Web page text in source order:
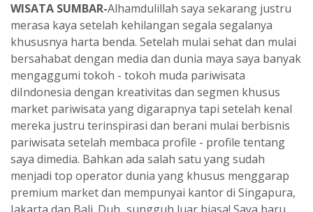
WISATA SUMBAR-Alhamdulillah saya sekarang justru
merasa kaya setelah kehilangan segala segalanya
khususnya harta benda. Setelah mulai sehat dan mulai
bersahabat dengan media dan dunia maya saya banyak
mengaggumi tokoh - tokoh muda pariwisata
diIndonesia dengan kreativitas dan segmen khusus
market pariwisata yang digarapnya tapi setelah kenal
mereka justru terinspirasi dan berani mulai berbisnis
pariwisata setelah membaca profile - profile tentang
saya dimedia. Bahkan ada salah satu yang sudah
menjadi top operator dunia yang khusus menggarap
premium market dan mempunyai kantor di Singapura,